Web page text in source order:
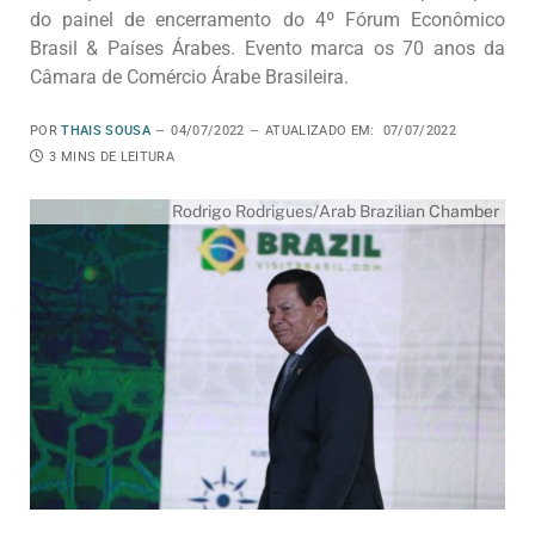
do painel de encerramento do 4º Fórum Econômico
Brasil & Países Árabes. Evento marca os 70 anos da
Câmara de Comércio Árabe Brasileira.
POR THAIS SOUSA 04/07/2022 ATUALIZADO EM:
07/07/2022
3 MINS DE LEITURA
Rodrigo Rodrigues/Arab Brazilian Chamber